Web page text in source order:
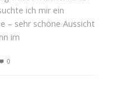
ich mir ein
– sehr schöne Aussicht
im
0